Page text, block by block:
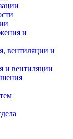
и
вентиляции и
и вентиляции